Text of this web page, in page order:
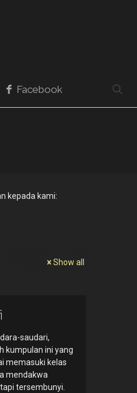
Facebook
kepada kami:
Show all
saudari,
kumpulan ini yang
memasuki kelas
mendakwa
tersembunyi.